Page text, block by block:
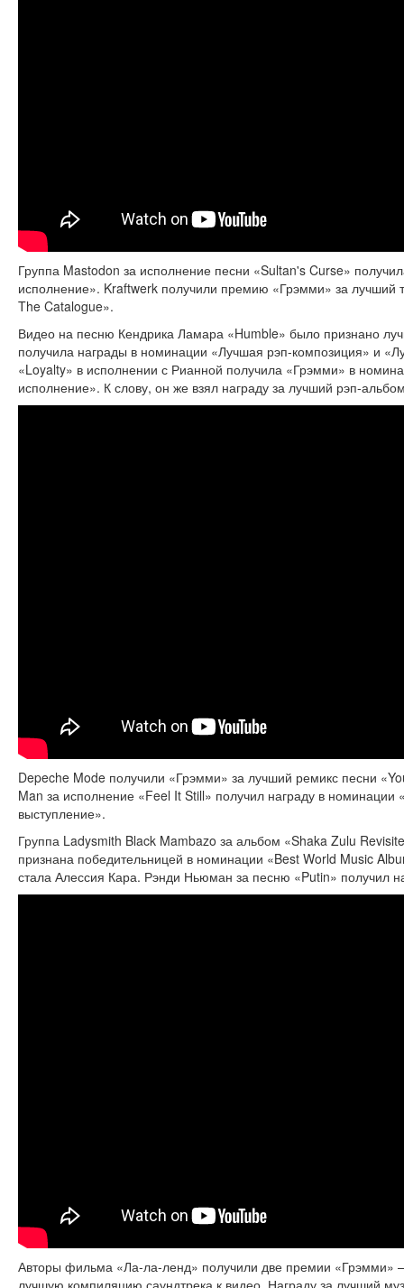
Группа Mastodon за исполнение песни «Sultan's Curse»
исполнение». Kraftwerk получили премию «Грэмми» за лучший
The Catalogue».
Видео на песню Кендрика Ламара «Humble» было признано
получила награды в номинации «Лучшая рэп-композиция» и
«Loyalty» в исполнении с Рианной получила «Грэмми» в
исполнение». К слову, он же взял награду за лучший рэп-
Depeche Mode получили «Грэмми» за лучший ремикс песни
Man за исполнение «Feel It Still» получил награду в номинации
выступление».
Группа Ladysmith Black Mambazo за альбом «Shaka Zulu
признана победительницей в номинации «Best World Music
стала Алессия Кара. Рэнди Ньюман за песню «Putin» получил
Авторы фильма «Ла-ла-ленд» получили две премии «Грэмми»
лучшую компиляцию саундтрека к видео. Награду за лучший